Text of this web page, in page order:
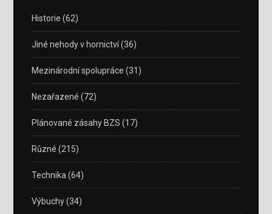
Historie (62)
Jiné nehody v hornictví(36)
Mezinárodní spolupráce (31)
Nezařazené (72)
Plánované zásahy BZS (17)
Různé (215)
Technika (64)
Výbuchy(34)